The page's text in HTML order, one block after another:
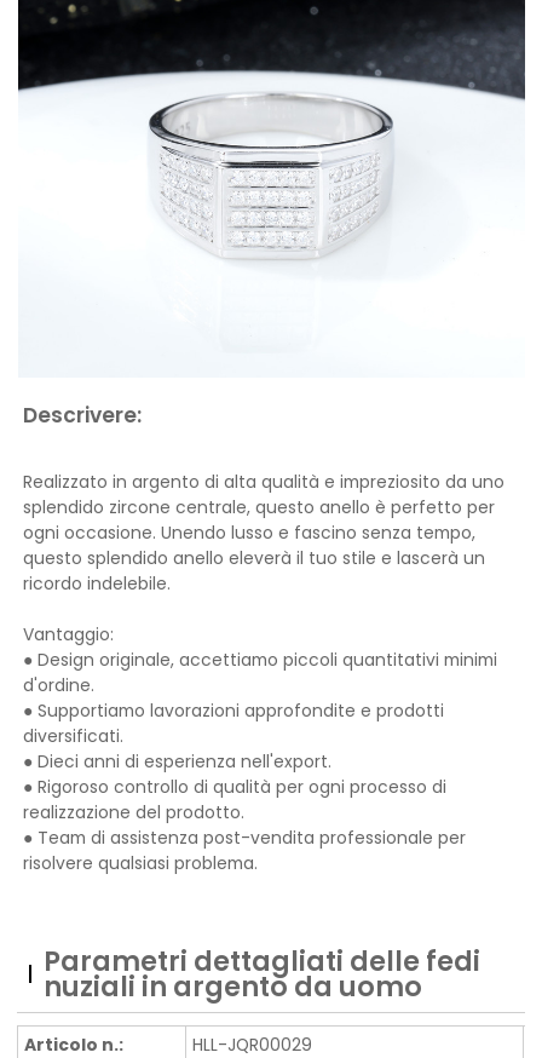
Descrivere:
Realizzato in argento di alta qualità e impreziosito da uno
splendido zircone centrale, questo anello è perfetto per
ogni occasione. Unendo lusso e fascino senza tempo,
questo splendido anello eleverà il tuo stile e lascerà un
ricordo indelebile.
Vantaggio:
● Design originale, accettiamo piccoli quantitativi minimi
d'ordine.
● Supportiamo lavorazioni approfondite e prodotti
diversificati.
● Dieci anni di esperienza nell'export.
● Rigoroso controllo di qualità per ogni processo di
realizzazione del prodotto.
● Team di assistenza post-vendita professionale per
risolvere qualsiasi problema.
Parametri dettagliati delle fedi
nuziali in argento da uomo
Articolo n.:
HLL-JQR00029